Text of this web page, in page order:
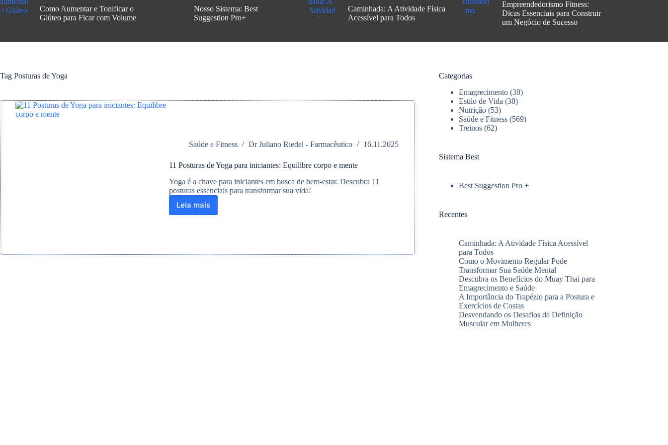
Como Aumentar e Tonificar o
Glúteo para Ficar com Volume
Nosso Sistema: Best
Suggestion Pro+
Caminhada: A Atividade Física
Acessível para Todos
Empreendedorismo Fitness:
Dicas Essenciais para Construir
um Negócio de Sucesso
Tag Posturas de Yoga
Saúde e Fitness Dr Juliano Riedel - Farmacêutico 16.11.2025
11 Posturas de Yoga para iniciantes: Equilibre corpo e mente
Yoga é a chave para iniciantes em busca de bem-estar. Descubra 11
posturas essenciais para transformar sua vida!
Leia mais
11
iniciantes:
Categorias
Emagrecimento (38)
Estilo de Vida (38)
Nutrição (53)
Saúde e Fitness (569)
Treinos (62)
Sistema Best
Best Suggestion Pro +
Recentes
Caminhada: A Atividade Física Acessível
para Todos
Como o Movimento Regular Pode
Transformar Sua Saúde Mental
Descubra os Benefícios do Muay Thai para
Emagrecimento e Saúde
A Importância do Trapézio para a Postura e
Exercícios de Costas
Desvendando os Desafios da Definição
Muscular em Mulheres